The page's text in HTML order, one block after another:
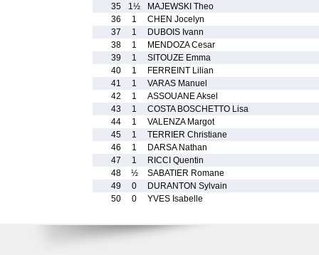
35
1½
MAJEWSKI Theo
36
1
CHEN Jocelyn
37
1
DUBOIS Ivann
38
1
MENDOZA Cesar
39
1
SITOUZE Emma
40
1
FERREINT Lilian
41
1
VARAS Manuel
42
1
ASSOUANE Aksel
43
1
COSTA BOSCHETTO Lisa
44
1
VALENZA Margot
45
1
TERRIER Christiane
46
1
DARSA Nathan
47
1
RICCI Quentin
48
½
SABATIER Romane
49
0
DURANTON Sylvain
50
0 YVES Isabelle